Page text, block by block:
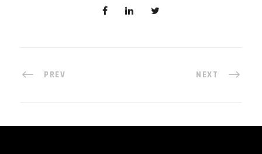
PREV NEXT